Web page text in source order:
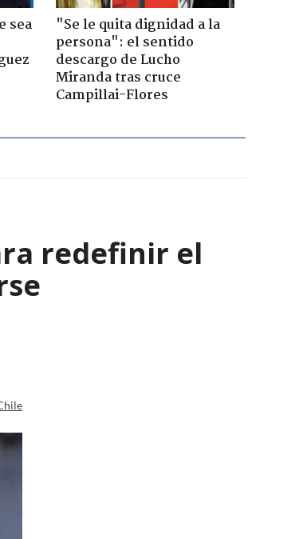
sea
"Se le quita dignidad a la
persona": el sentido
descargo de Lucho
Miranda tras cruce
Campillai-Flores
redefinir el